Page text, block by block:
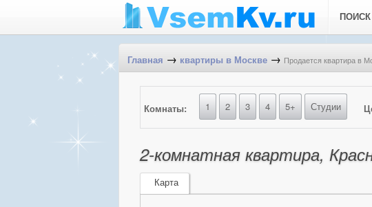
Главная → квартиры в Москве → Продается квартира в
Комнаты: 1 2 3 4 5+ Студии
2-комнатная квартира,
Карта